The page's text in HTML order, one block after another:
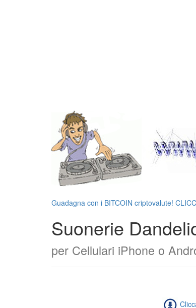
Guadagna con i BITCOIN criptovalute!
Suonerie
per Cellulari iPhone o